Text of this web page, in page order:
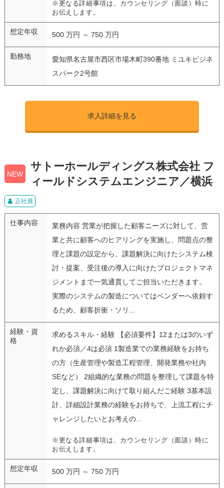
※更なる詳細事項は、カウンセリング（面談）時に
お伝えします。
想定年収 500 万円 ～ 750 万円
勤務地
愛知県名古屋市西区市場木町390番地 ミユキビジネ
スパーク2号館
求人詳細を見る
NEW
サトーホールディングス株式会社 フ
ィールドシステムエンジニア／横浜
正社員
仕事内容
業務内容 営業が把握した顧客ニーズに対して、営
業と共に顧客へのヒアリングを実施し、問題点の整
理と課題の設定から、課題解決に向けたシステム検
討・提案、受注後の導入に向けたプロジェクトマネ
ジメントまで一気通貫してご担当いただきます。
実際のシステムの製造についてはベンダーへ依頼す
るため、顧客折衝・ソリ...
経験・資
格
求めるスキル・経験 【必須要件】12または3のいず
れか必須／4は必須 1製造業での業務経験をお持ち
の方（生産管理や製造工程管理、開発業務や社内
SEなど） 2組織的な業務の問題を整理して課題を特
定し、課題解決に向けて取り組んだご経験 3基本設
計、詳細設計業務の経験をお持ちで、上流工程にチ
ャレンジしたいとお考えの...
※更なる詳細事項は、カウンセリング（面談）時に
お伝えします。
想定年収 500 万円 ～ 750 万円